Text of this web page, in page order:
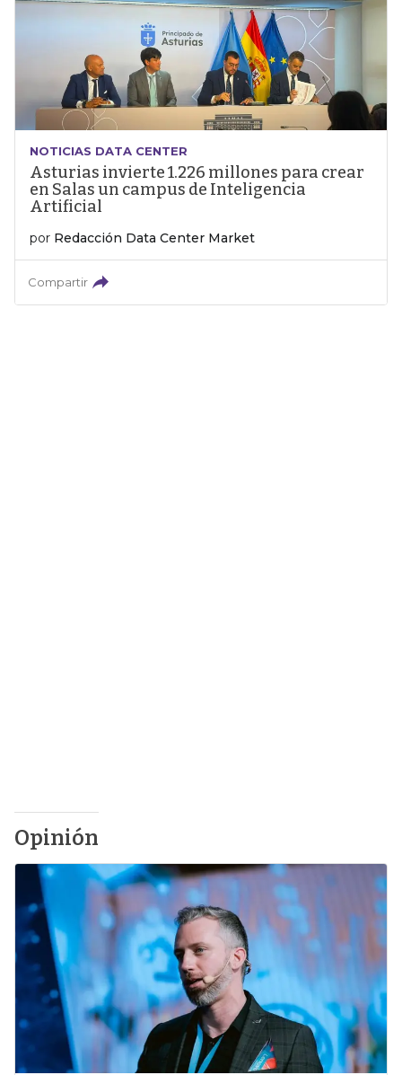
NOTICIAS DATA CENTER
Asturias invierte 1.226 millones para crear
en Salas un campus de Inteligencia
Artificial
por Redacción Data Center Market
Compartir
Opinión